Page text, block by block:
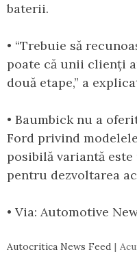
baterii.
• “Trebuie să
poate că unii clienți
două etape,” a
• Baumbick nu a
Ford privind modelele
posibilă variantă
pentru dezvoltarea
• Via: Automotive
Autocritica News Feed